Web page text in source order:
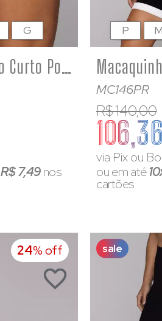
Short Feminino Curto Poliamida Com Bolso Academia Corrida Flower
R$ 7,49nos
G
MC146PR
R$ 140,00
via Pix ou
ou em até
cartões
P
24% off sale